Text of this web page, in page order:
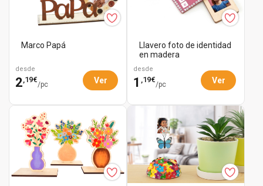
Marco Papá
desde
2 ,19€
/pc Ver
Llavero foto de identidad
en madera
desde
1 ,19€
/pc Ver